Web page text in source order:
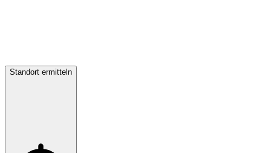
Standort ermitteln